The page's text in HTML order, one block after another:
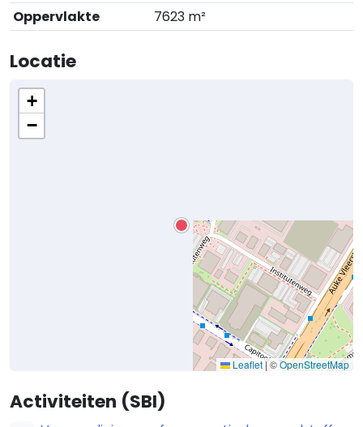
Oppervlakte
7623 m²
Locatie
+
−
Leaflet|©OpenStreetMap
Activiteiten (SBI)